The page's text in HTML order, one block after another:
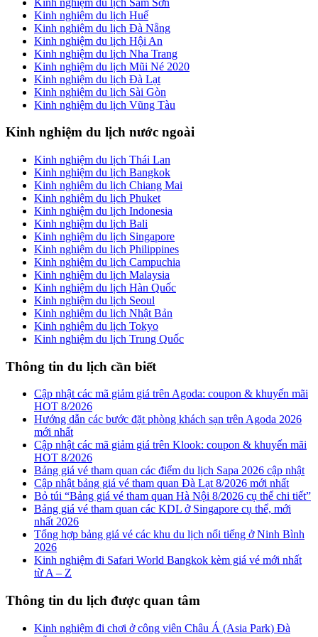
Kinh nghiệm du lịch Huế
Kinh nghiệm du lịch Đà Nẵng
Kinh nghiệm du lịch Hội An
Kinh nghiệm du lịch Nha Trang
Kinh nghiệm du lịch Mũi Né 2020
Kinh nghiệm du lịch Đà Lạt
Kinh nghiệm du lịch Sài Gòn
Kinh nghiệm du lịch Vũng Tàu
Kinh nghiệm du lịch nước ngoài
Kinh nghiệm du lịch Thái Lan
Kinh nghiệm du lịch Bangkok
Kinh nghiệm du lịch Chiang Mai
Kinh nghiệm du lịch Phuket
Kinh nghiệm du lịch Indonesia
Kinh nghiệm du lịch Bali
Kinh nghiệm du lịch Singapore
Kinh nghiệm du lịch Philippines
Kinh nghiệm du lịch Campuchia
Kinh nghiệm du lịch Malaysia
Kinh nghiệm du lịch Hàn Quốc
Kinh nghiệm du lịch Seoul
Kinh nghiệm du lịch Nhật Bản
Kinh nghiệm du lịch Tokyo
Kinh nghiệm du lịch Trung Quốc
Thông tin du lịch cần biết
Cập nhật các mã giảm giá trên Agoda: coupon & khuyến mãi
HOT 8/2026
Hướng dẫn các bước đặt phòng khách sạn trên Agoda 2026
mới nhất
Cập nhật các mã giảm giá trên Klook: coupon & khuyến mãi
HOT 8/2026
Bảng giá vé tham quan các điểm du lịch Sapa 2026 cập nhật
Cập nhật bảng giá vé tham quan Đà Lạt 8/2026 mới nhất
Bỏ túi “Bảng giá vé tham quan Hà Nội 8/2026 cụ thể chi tiết”
Bảng giá vé tham quan các KDL ở Singapore cụ thể, mới
nhất 2026
Tổng hợp bảng giá vé các khu du lịch nổi tiếng ở Ninh Bình
2026
Kinh nghiệm đi Safari World Bangkok kèm giá vé mới nhất
từ A – Z
Thông tin du lịch được quan tâm
Kinh nghiệm đi chơi ở công viên Châu Á (Asia Park) Đà